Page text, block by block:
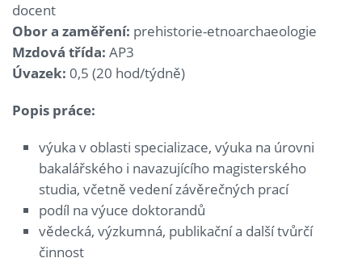
docent
Obor a zaměření: prehistorie-etnoarchaeologie
Mzdová třída: AP3
Úvazek: 0,5 (20 hod/týdně)
Popis práce:
výuka v oblasti specializace, výuka na úrovni
bakalářského i navazujícího magisterského
studia, včetně vedení závěrečných prací
podíl na výuce doktorandů
vědecká, výzkumná, publikační a další tvůrčí
činnost